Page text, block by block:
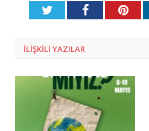
TwitterFacebook
ILIŞKILI YAZILAR